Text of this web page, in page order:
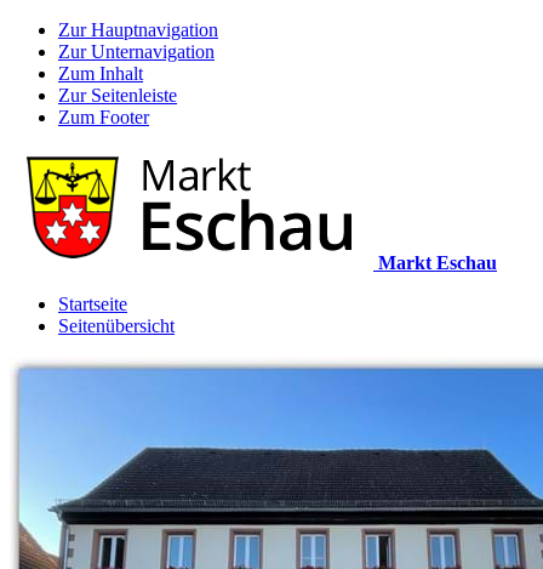
Zur Hauptnavigation
Zur Unternavigation
Zum Inhalt
Zur Seitenleiste
Zum Footer
Markt Eschau
Startseite
Seitenübersicht